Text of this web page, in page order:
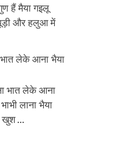
हैं मैया गइलू
पूड़ी और हलुआ में
भात लेके आना भैया
भात लेके आना
लाना भैया
खुश ...